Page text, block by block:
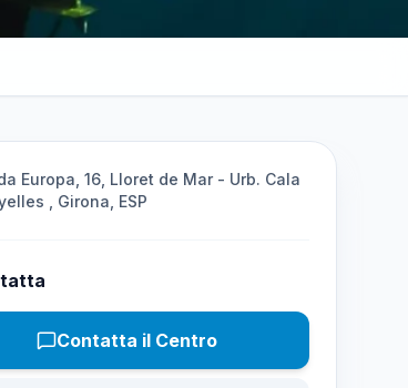
Europa, 16, Lloret de Mar - Urb. Cala
, Girona, ESP
Contatta il Centro